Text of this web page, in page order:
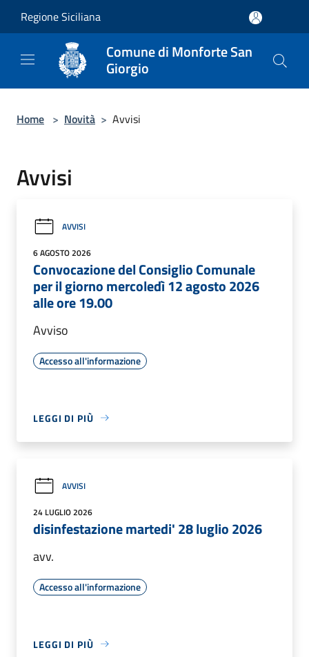
Regione Siciliana
Comune di Monforte San
Giorgio
Home > Novità > Avvisi
Avvisi
AVVISI
6 AGOSTO 2026
Convocazione del Consiglio Comunale
per il giorno mercoledì 12 agosto 2026
alle ore 19.00
Avviso
Accesso all'informazione
LEGGI DI PIÙ
AVVISI
24 LUGLIO 2026
disinfestazione martedi' 28 luglio 2026
avv.
Accesso all'informazione
LEGGI DI PIÙ